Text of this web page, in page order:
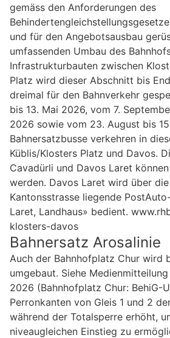
gemäss den Anforderungen des
und für den Angebotsausbau
umfassenden Umbau des
Infrastrukturbauten zwischen
Platz wird dieser Abschnitt bis
dreimal für den Bahnverkehr
bis 13. Mai 2026, vom 7.
2026 sowie vom 23. August bis
Bahnersatzbusse verkehren in
Küblis/Klosters Platz und Davos.
Cavadürli und Davos Laret
werden. Davos Laret wird über
Kantonsstrasse liegende
Laret, Landhaus» bedient.
klosters-davos
Bahnersatz Arosalinie
Auch der Bahnhofplatz Chur wird
umgebaut. Siehe
2026 (Bahnhofplatz Chur: BehiG-
Perronkanten von Gleis 1 und 2
während der Totalsperre erhöht,
niveaugleichen Einstieg zu